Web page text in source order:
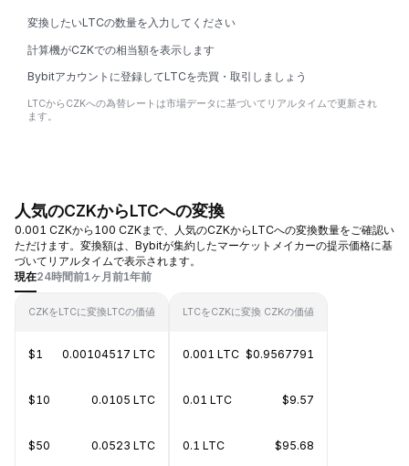
変換したいLTCの数量を入力してください
計算機がCZKでの相当額を表示します
Bybitアカウントに登録してLTCを売買・取引しましょう
LTCからCZKへの為替レートは市場データに基づいてリアルタイムで更新され
ます。
人気のCZKからLTCへの変換
0.001 CZKから100 CZKまで、人気のCZKからLTCへの変換数量をご確認い
ただけます。変換額は、Bybitが集約したマーケットメイカーの提示価格に基
づいてリアルタイムで表示されます。
現在24時間前1ヶ月前1年前
CZKをLTCに変換LTCの価値
$1 0.00104517 LTC
$10 0.0105 LTC
$50 0.0523 LTC
LTCをCZKに変換 CZKの価値
0.001 LTC $0.9567791
0.01 LTC $9.57
0.1 LTC $95.68